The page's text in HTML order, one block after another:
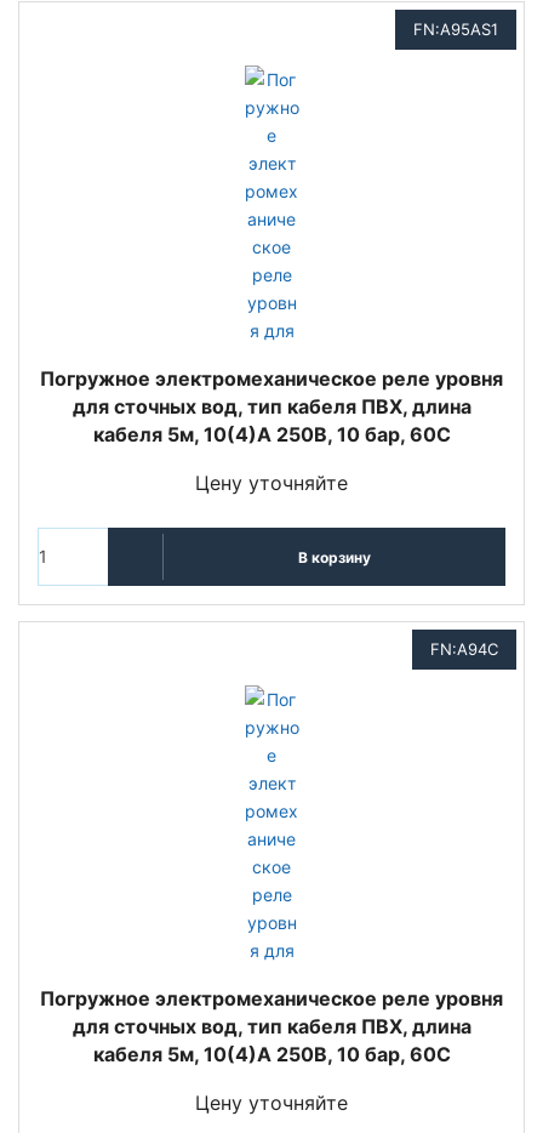
FN:A95AS1
Погружное электромеханическое реле уровня
для сточных вод, тип кабеля ПВХ, длина
кабеля 5м, 10(4)A 250В, 10 бар, 60C
Цену уточняйте
В корзину
FN:A94C
Погружное электромеханическое реле уровня
для сточных вод, тип кабеля ПВХ, длина
кабеля 5м, 10(4)A 250В, 10 бар, 60C
Цену уточняйте